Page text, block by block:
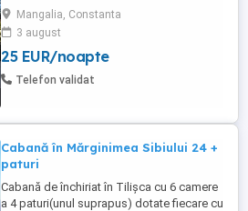
pensiunea noastră din 2 Mai, într-o zonă
liniștită, la doar 8 minute de mers pe jos
până la plajă. Pensiunea dispune de: *
Etaj: 4 camere cu 3 băi . * Parter: 3 camere
și 2 băi. * TV(smart) în fiecare cameră *
Mangalia, Constanta
3 august
25 EUR/noapte
Telefon validat
Cabană în Mărginimea Sibiului 24 +
paturi
Cabană de închiriat în Tilișca cu 6 camere
a 4 paturi(unul suprapus) dotate fiecare cu